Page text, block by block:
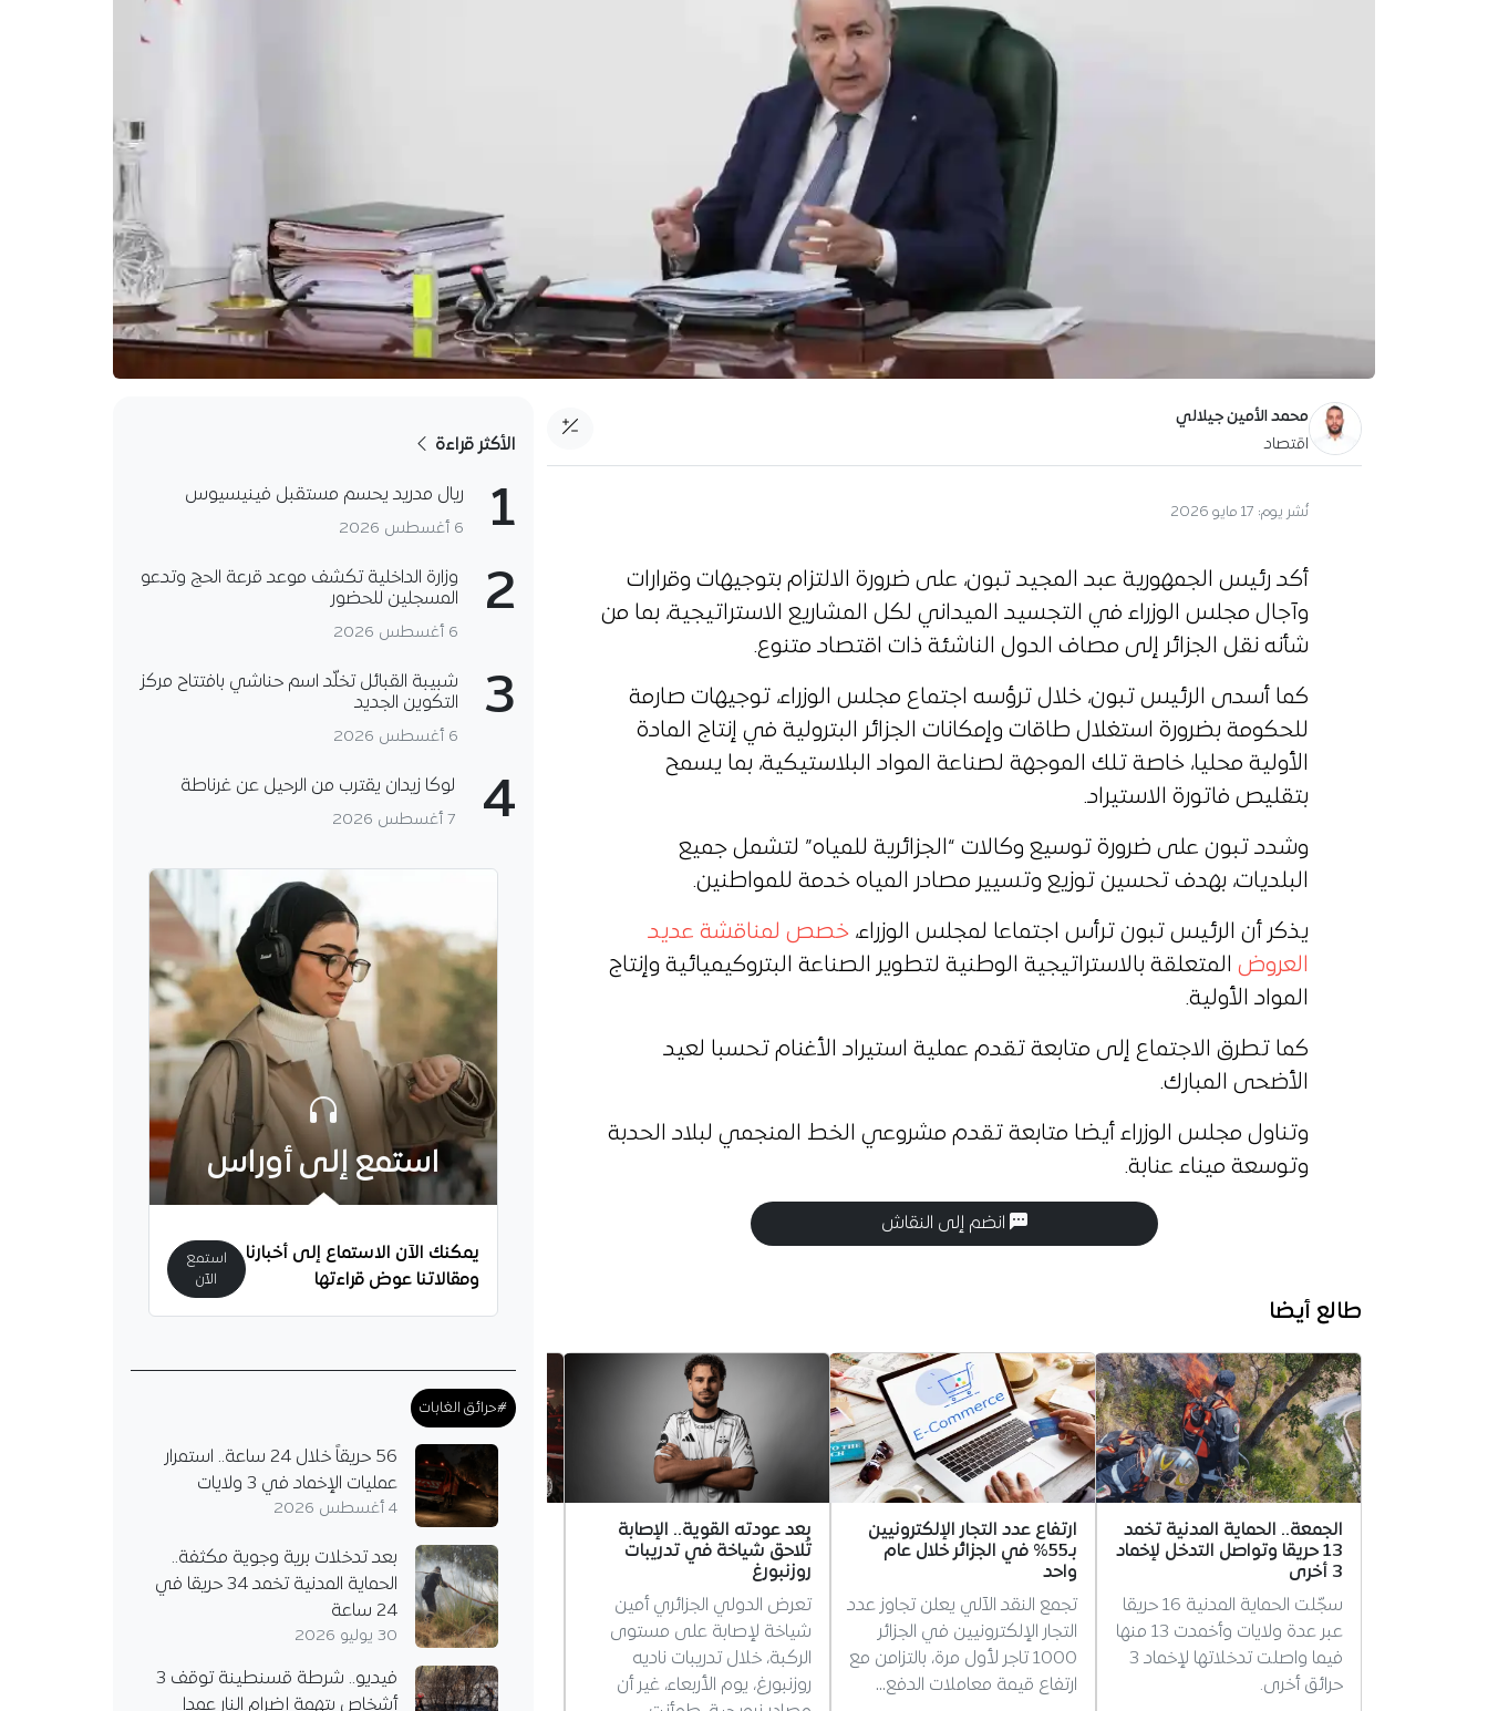
محمد الأمين جيلالي
اقتصاد
نُشر يوم: 17 مايو 2026
أكد رئيس الجمهورية عبد المجيد تبون، على ضرورة الالتزام بتوجيهات وقرارات
وآجال مجلس الوزراء في التجسيد الميداني لكل المشاريع الاستراتيجية، بما من
شأنه نقل الجزائر إلى مصاف الدول الناشئة ذات اقتصاد متنوع.
كما أسدى الرئيس تبون، خلال ترؤسه اجتماع مجلس الوزراء، توجيهات صارمة
للحكومة بضرورة استغلال طاقات وإمكانات الجزائر البترولية في إنتاج المادة
الأولية محليا، خاصة تلك الموجهة لصناعة المواد البلاستيكية، بما يسمح
بتقليص فاتورة الاستيراد.
وشدد تبون على ضرورة توسيع وكالات “الجزائرية للمياه” لتشمل جميع
البلديات، بهدف تحسين توزيع وتسيير مصادر المياه خدمة للمواطنين.
يذكر أن الرئيس تبون ترأس اجتماعا لمجلس الوزراء، خصص لمناقشة عديد
العروض المتعلقة بالاستراتيجية الوطنية لتطوير الصناعة البتروكيميائية وإنتاج
المواد الأولية.
كما تطرق الاجتماع إلى متابعة تقدم عملية استيراد الأغنام تحسبا لعيد
الأضحى المبارك.
وتناول مجلس الوزراء أيضا متابعة تقدم مشروعي الخط المنجمي لبلاد الحدبة
وتوسعة ميناء عنابة.
انضم إلى النقاش
طالع أيضا
الجمعة.. الحماية المدنية تخمد
13 حريقا وتواصل التدخل لإخماد
3 أخرى
سجّلت الحماية المدنية 16 حريقا
عبر عدة ولايات وأخمدت 13 منها
فيما واصلت تدخلاتها لإخماد 3
حرائق أخرى.
ارتفاع عدد التجار الإلكترونيين
بـ55% في الجزائر خلال عام
واحد
تجمع النقد الآلي يعلن تجاوز عدد
التجار الإلكترونيين في الجزائر
1000 تاجر لأول مرة، بالتزامن مع
ارتفاع قيمة معاملات الدفع…
بعد عودته القوية.. الإصابة
تُلاحق شياخة في تدريبات
روزنبورغ
تعرض الدولي الجزائري أمين
شياخة لإصابة على مستوى
الركبة، خلال تدريبات ناديه
روزنبورغ، يوم الأربعاء، غير أن
رسمياً.. نهاية مسيرة بن ناصر مع
انتهت رسمياً مسيرة الدولي
الجزائري إسماعيل بن ناصر مع
نادي ميلان، بعدما فسخ العقد
الذي يربطه بالروسونيري، مثلما
أعلن عنه،…
الأكثر قراءة
1 ريال مدريد يحسم مستقبل فينيسيوس
6 أغسطس 2026
2
وزارة الداخلية تكشف موعد قرعة الحج وتدعو
المسجلين للحضور
6 أغسطس 2026
3
شبيبة القبائل تخلّد اسم حناشي بافتتاح مركز
التكوين الجديد
6 أغسطس 2026
4 لوكا زيدان يقترب من الرحيل عن غرناطة
7 أغسطس 2026
استمع إلى أوراس
يمكنك الآن الاستماع إلى أخبارنا
ومقالاتنا عوض قراءتها
استمع
الآن
#حرائق الغابات
56 حريقاً خلال 24 ساعة.. استمرار
عمليات الإخماد في 3 ولايات
4 أغسطس 2026
بعد تدخلات برية وجوية مكثفة..
الحماية المدنية تخمد 34 حريقا في
24 ساعة
30 يوليو 2026
فيديو.. شرطة قسنطينة توقف 3
أشخاص بتهمة إضرام النار عمدا